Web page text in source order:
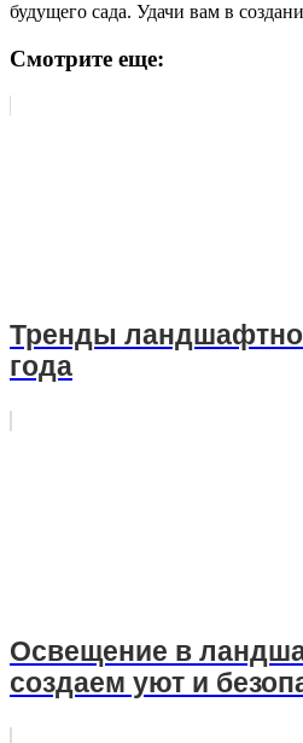
будущего сада. Удачи вам в
Смотрите еще:
Тренды
года
Освещение в
создаем уют и